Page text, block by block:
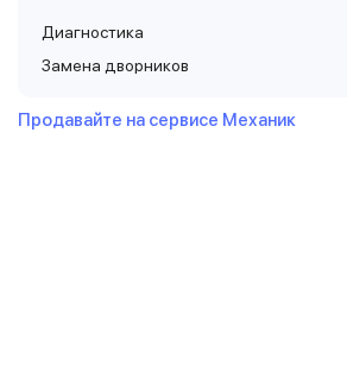
Диагностика
Замена дворников
Продавайте на сервисе Механик